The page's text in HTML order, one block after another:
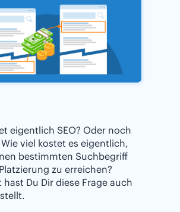
eigentlich SEO? Oder noch
viel kostet es eigentlich,
bestimmten Suchbegriff
zu erreichen?
hast Du Dir diese Frage auch